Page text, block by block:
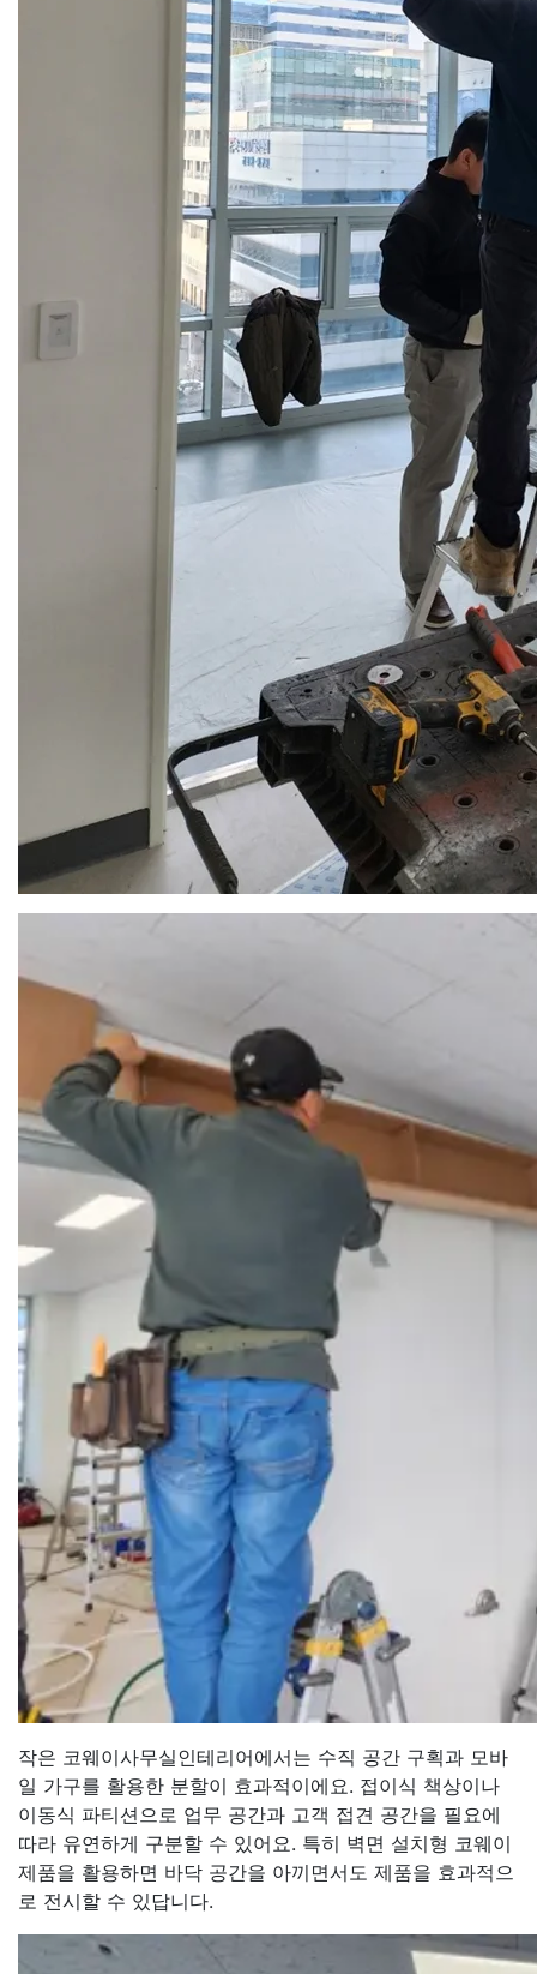
작은 코웨이사무실인테리어에서는 수직 공간 구획과 모바
일 가구를 활용한 분할이 효과적이에요. 접이식 책상이나
이동식 파티션으로 업무 공간과 고객 접견 공간을 필요에
따라 유연하게 구분할 수 있어요. 특히 벽면 설치형 코웨이
제품을 활용하면 바닥 공간을 아끼면서도 제품을 효과적으
로 전시할 수 있답니다.